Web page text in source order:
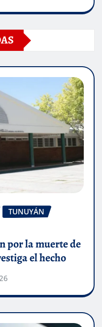
TUNUYÁN
por la muerte de
el hecho